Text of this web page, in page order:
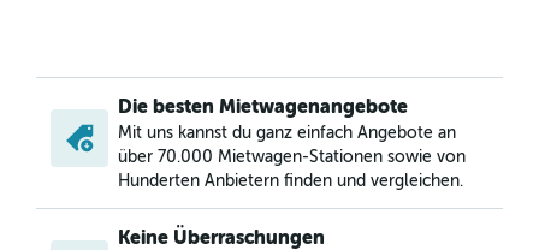
Die besten Mietwagenangebote
Mit uns kannst du ganz einfach Angebote an
über 70.000 Mietwagen-Stationen sowie von
Hunderten Anbietern finden und vergleichen.
Keine Überraschungen